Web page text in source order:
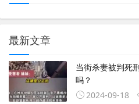
最新文章
当街杀妻被判死
吗？
2024-09-18